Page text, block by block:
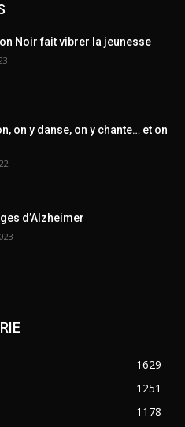
Noir fait vibrer la jeunesse
on y danse, on y chante… et on
d’Alzheimer
1629
1251
1178